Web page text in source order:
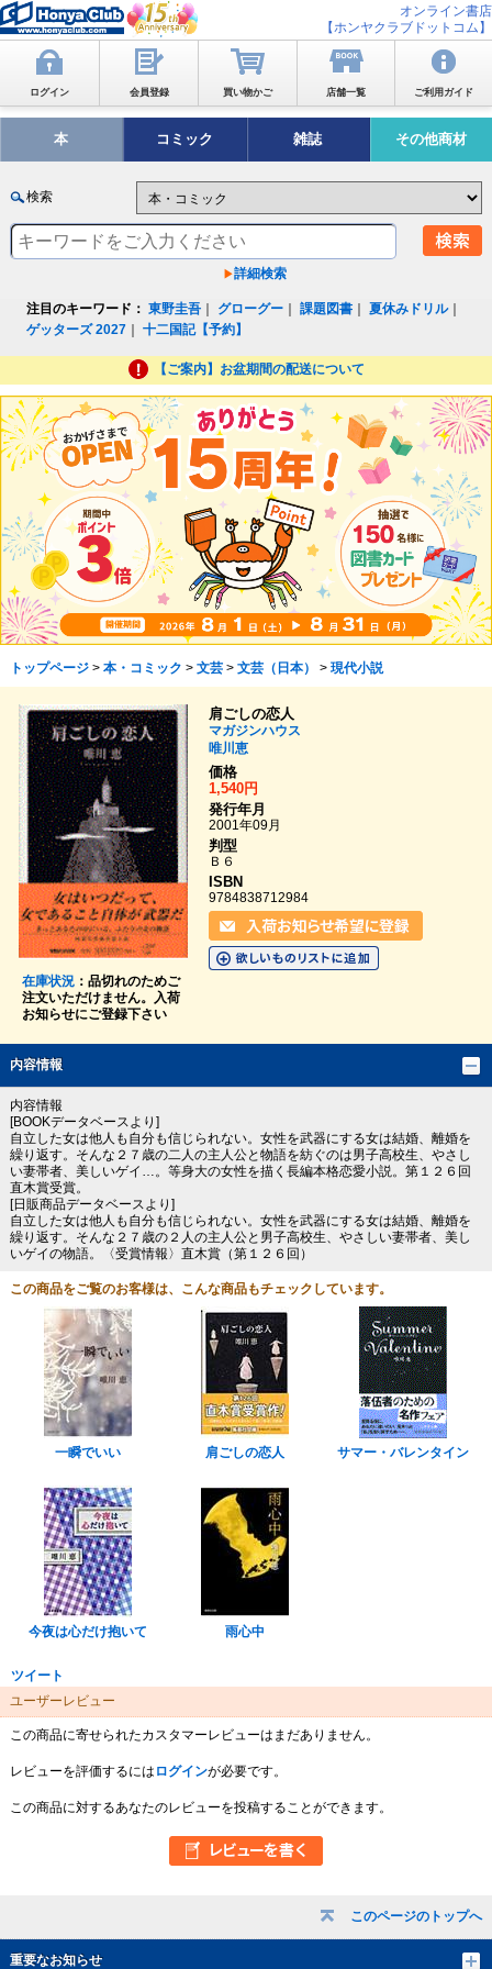
オンライン書店
【ホンヤクラブドットコム】
ログイン 会員登録 買い物かご 店舗一覧 ご利用ガイド
本 コミック 雑誌 その他商材
検索
詳細検索
注目のキーワード： 東野圭吾 グローグー ｜課題図書 ｜夏休みドリル｜
ゲッターズ 2027 ｜十二国記【予約】
【ご案内】お盆期間の配送について
このページのトップへ
重要なお知らせ
トップページ> 本・コミック > 文芸> 文芸（日本） > 現代小説
在庫状況：品切れのためご
注文いただけません。入荷
お知らせにご登録下さい
肩ごしの恋人
マガジンハウス
唯川恵
価格
1,540円
発行年月
2001年09月
判型
Ｂ６
ISBN
9784838712984
内容情報
内容情報
[BOOKデータベースより]
自立した女は他人も自分も信じられない。女性を武器にする女は結婚、離婚を
繰り返す。そんな２７歳の二人の主人公と物語を紡ぐのは男子高校生、やさし
い妻帯者、美しいゲイ…。等身大の女性を描く長編本格恋愛小説。第１２６回
直木賞受賞。
[日販商品データベースより]
自立した女は他人も自分も信じられない。女性を武器にする女は結婚、離婚を
繰り返す。そんな２７歳の２人の主人公と男子高校生、やさしい妻帯者、美し
いゲイの物語。〈受賞情報〉直木賞（第１２６回）
この商品をご覧のお客様は、こんな商品もチェックしています。
一瞬でいい 肩ごしの恋人 サマー・バレンタイン
今夜は心だけ抱いて 雨心中
ツイート
ユーザーレビュー
この商品に寄せられたカスタマーレビューはまだありません。
レビューを評価するには ログインが必要です。
この商品に対するあなたのレビューを投稿することができます。